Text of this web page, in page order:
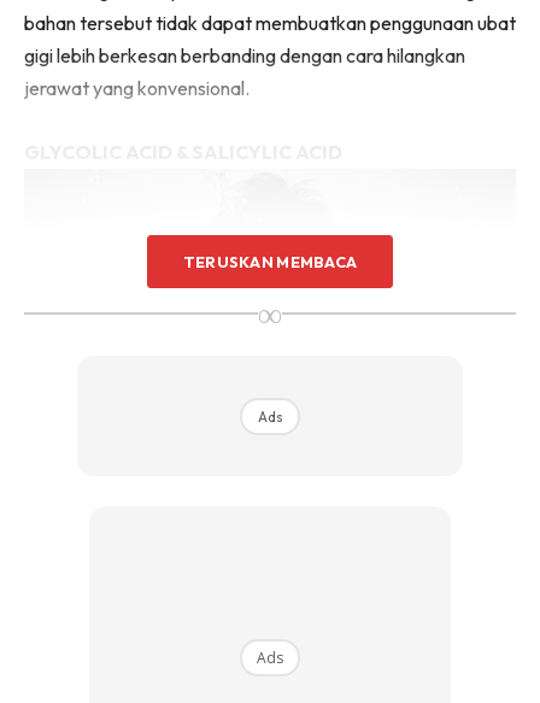
bahan tersebut tidak dapat membuatkan penggunaan ubat
gigi lebih berkesan berbanding dengan cara hilangkan
jerawat yang konvensional.
tersebut mengakibatkan keradangan kulit yang melibatkan
kemerahan merahan dan pengelupasan tidak normal
TERUSKAN MEMBACA
∞
Ads
Ads